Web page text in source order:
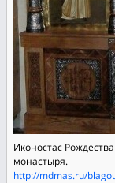
Иконостас
монастыря.
http://mdmas.ru/